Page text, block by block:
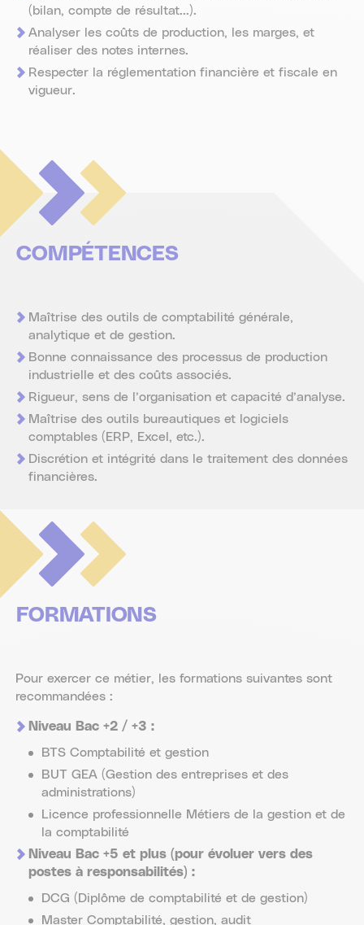
(bilan, compte de résultat...).
Analyser les coûts de production, les marges, et
réaliser des notes internes.
Respecter la réglementation financière et fiscale en
vigueur.
COMPÉTENCES
Maîtrise des outils de comptabilité générale,
analytique et de gestion.
Bonne connaissance des processus de production
industrielle et des coûts associés.
Rigueur, sens de l’organisation et capacité d’analyse.
Maîtrise des outils bureautiques et logiciels
comptables (ERP, Excel, etc.).
Discrétion et intégrité dans le traitement des données
financières.
FORMATIONS
Pour exercer ce métier, les formations suivantes sont
recommandées :
Niveau Bac +2 / +3 :
BTS Comptabilité et gestion
BUT GEA (Gestion des entreprises et des
administrations)
Licence professionnelle Métiers de la gestion et de
la comptabilité
Niveau Bac +5 et plus (pour évoluer vers des
postes à responsabilités) :
DCG (Diplôme de comptabilité et de gestion)
Master Comptabilité, gestion, audit